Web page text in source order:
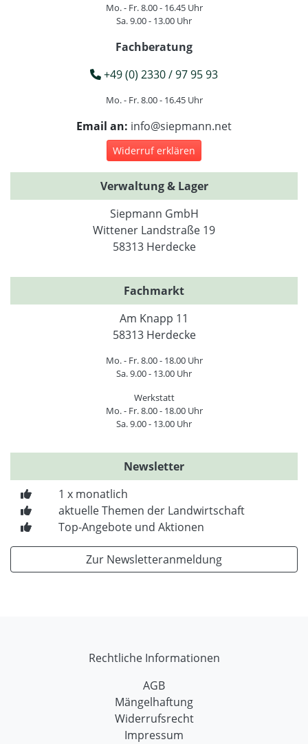
Mo. - Fr. 8.00 - 16.45 Uhr
Sa. 9.00 - 13.00 Uhr
Fachberatung
+49 (0) 2330 / 97 95 93
Mo. - Fr. 8.00 - 16.45 Uhr
Email an: info@siepmann.net
Widerruf erklären
Verwaltung & Lager
Siepmann GmbH
Wittener Landstraße 19
58313 Herdecke
Fachmarkt
Am Knapp 11
58313 Herdecke
Mo. - Fr. 8.00 - 18.00 Uhr
Sa. 9.00 - 13.00 Uhr
Werkstatt
Mo. - Fr. 8.00 - 18.00 Uhr
Sa. 9.00 - 13.00 Uhr
Newsletter
1 x monatlich
aktuelle Themen der Landwirtschaft
Top-Angebote und Aktionen
Zur Newsletteranmeldung
Rechtliche Informationen
AGB
Mängelhaftung
Widerrufsrecht
Impressum